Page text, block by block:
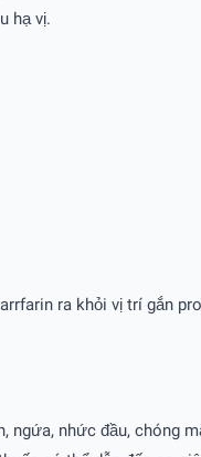
hạ vị.
ra khỏi vị trí gắn
ngứa, nhức đầu, chóng